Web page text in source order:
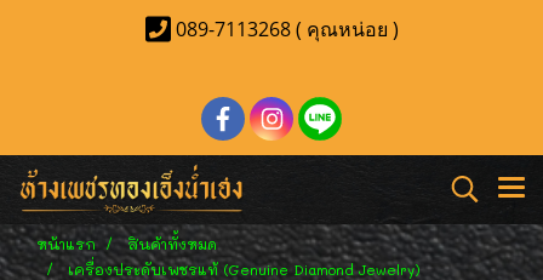
089-7113268 ( คุณหน่อย )
หน้าแรก
สินค้าทั้งหมด
เครื่องประดับเพชรแท้ (Genuine Diamond Jewelry)